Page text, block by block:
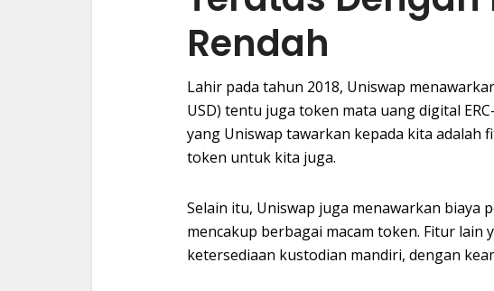
Rendah
Lahir pada tahun 2018, Uniswap
USD) tentu juga token mata uang digital
yang Uniswap tawarkan kepada kita adalah
token untuk kita juga.
Selain itu, Uniswap juga menawarkan biaya
mencakup berbagai macam token. Fitur lain
ketersediaan kustodian mandiri, dengan